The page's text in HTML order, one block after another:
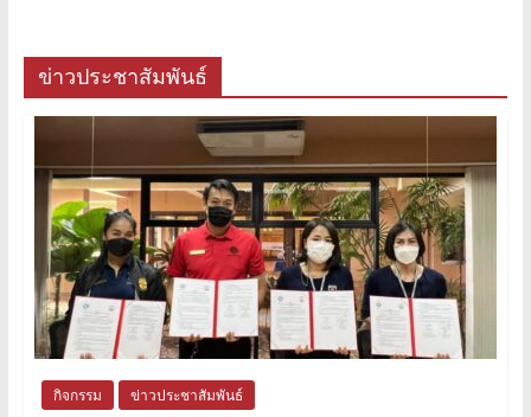
ข่าวประชาสัมพันธ์
กิจกรรม ข่าวประชาสัมพันธ์